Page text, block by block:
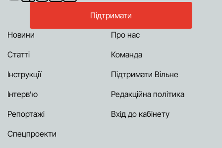
Підтримати
Новини
Статті
Інструкції
Інтерв’ю
Репортажі
Спецпроекти
Про нас
Команда
Підтримати Вільне
Редакційна політика
Вхід до кабінету